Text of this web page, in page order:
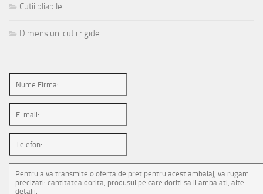
Cutii pliabile
Dimensiuni cutii rigide